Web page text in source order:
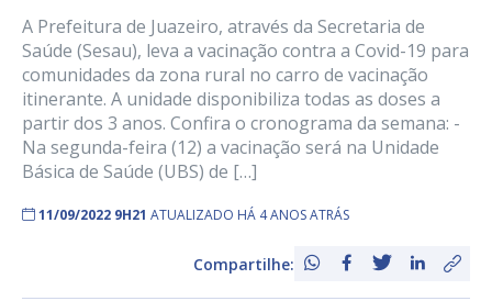
A Prefeitura de Juazeiro, através da Secretaria de
Saúde (Sesau), leva a vacinação contra a Covid-19 para
comunidades da zona rural no carro de vacinação
itinerante. A unidade disponibiliza todas as doses a
partir dos 3 anos. Confira o cronograma da semana: -
Na segunda-feira (12) a vacinação será na Unidade
Básica de Saúde (UBS) de […]
11/09/2022 9H21 ATUALIZADO HÁ 4 ANOS ATRÁS
Compartilhe: